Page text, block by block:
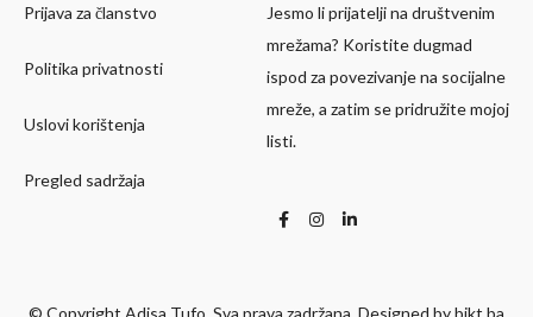
Prijava za članstvo
Politika privatnosti
Uslovi korištenja
Pregled sadržaja
Jesmo li prijatelji na društvenim
mrežama? Koristite dugmad
ispod za povezivanje na socijalne
mreže, a zatim se pridružite mojoj
listi.
© Copyright Adisa Tufo. Sva prava zadržana. Designed by bikt.ba